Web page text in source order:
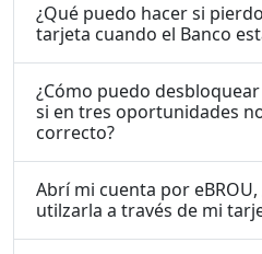
¿Qué puedo hacer si
tarjeta cuando el Banco
¿Cómo puedo
si en tres oportunidades
correcto?
Abrí mi cuenta por
utilzarla a través de mi